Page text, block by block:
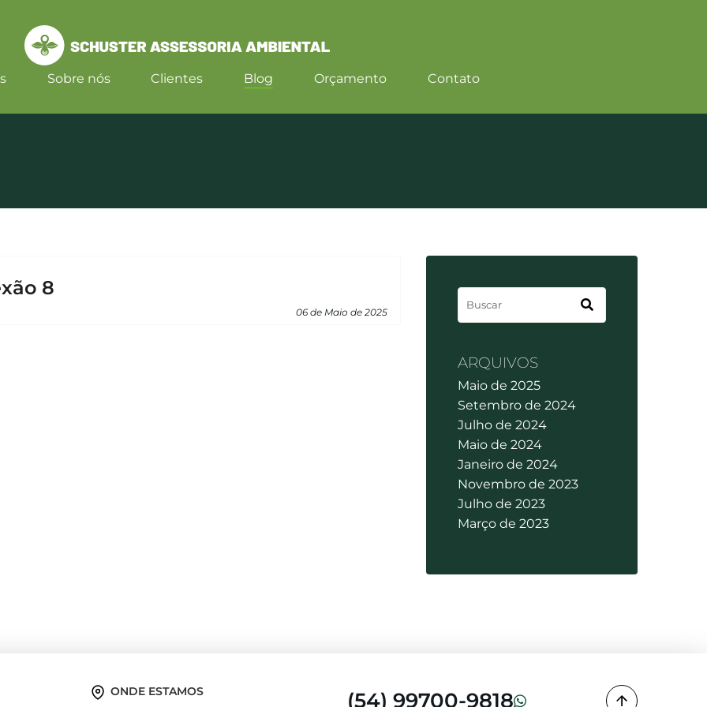
Sobre nós Clientes Blog Orçamento Contato
8
06 de Maio de 2025
ARQUIVOS
Maio de 2025
Setembro de 2024
Julho de 2024
Maio de 2024
Janeiro de 2024
Novembro de 2023
Julho de 2023
Março de 2023
ONDE ESTAMOS
(54) 99700-9818